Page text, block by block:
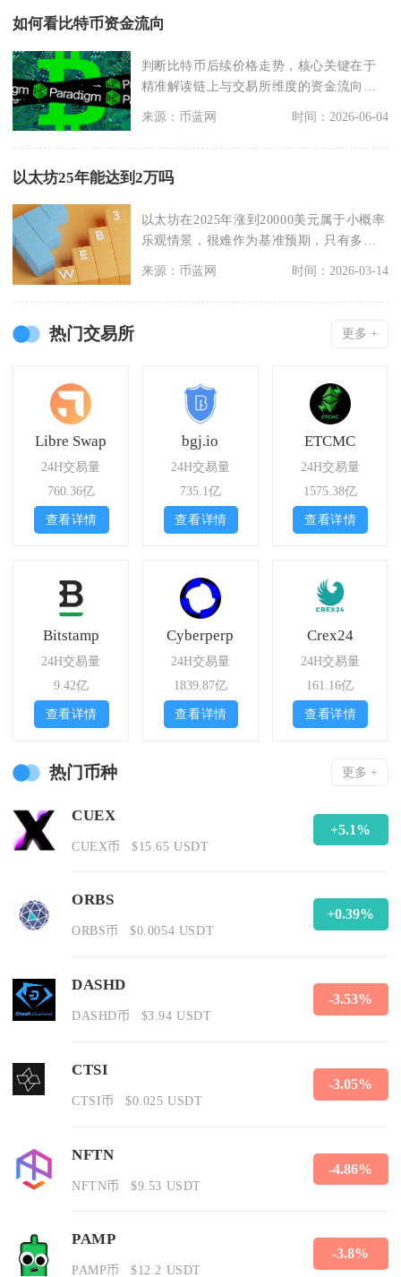
如何看比特币资金流向
判断比特币后续价格走势，核心关键在于
精准解读链上与交易所维度的资金流向，
来源：币蓝网 时间：2026-06-04
以太坊25年能达到2万吗
以太坊在2025年涨到20000美元属于小概率
乐观情景，很难作为基准预期，只有多重
来源：币蓝网 时间：2026-03-14
热门交易所 更多 +
Libre Swap
24H交易量
760.36亿
查看详情
bgj.io
24H交易量
735.1亿
查看详情
ETCMC
24H交易量
1575.38亿
查看详情
Bitstamp
24H交易量
9.42亿
查看详情
Cyberperp
24H交易量
1839.87亿
查看详情
Crex24
24H交易量
161.16亿
查看详情
热门币种 更多 +
CUEX
CUEX币 $15.65 USDT
+5.1%
ORBS
ORBS币 $0.0054 USDT
+0.39%
DASHD
DASHD币 $3.94 USDT
-3.53%
CTSI
CTSI币 $0.025 USDT
-3.05%
NFTN
NFTN币 $9.53 USDT
-4.86%
PAMP
PAMP币 $12.2 USDT
-3.8%